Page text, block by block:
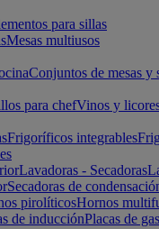
para sillas
Mesas multiusos
Conjuntos de mesas y
para chefVinos y
Frigoríficos integrables
Lavadoras - Secadoras
Secadoras de
pirolíticosHornos
de inducciónPlacas de gas